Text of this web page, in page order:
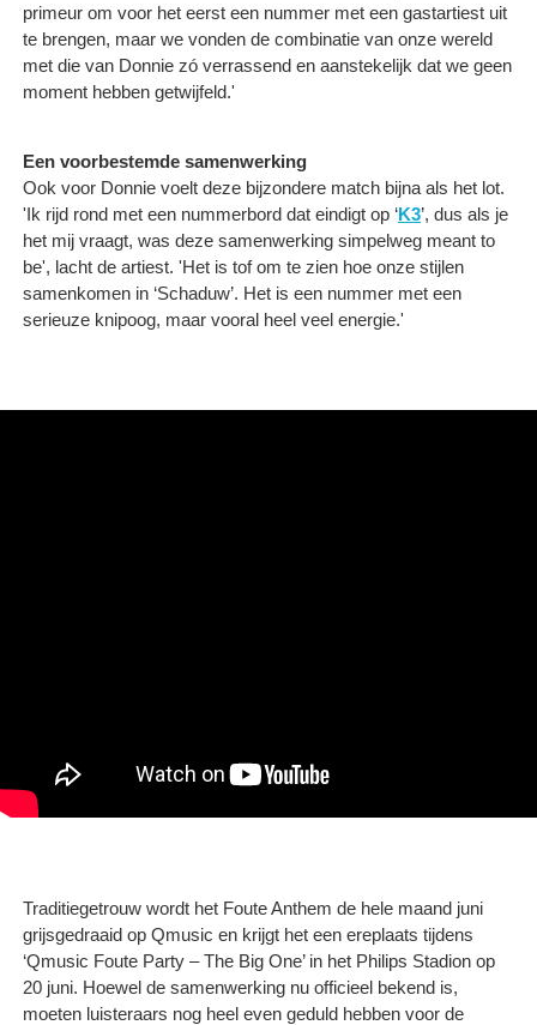
primeur om voor het eerst een nummer met een gastartiest uit
te brengen, maar we vonden de combinatie van onze wereld
met die van Donnie zó verrassend en aanstekelijk dat we geen
moment hebben getwijfeld.'
Een voorbestemde samenwerking
Ook voor Donnie voelt deze bijzondere match bijna als het lot.
'Ik rijd rond met een nummerbord dat eindigt op ‘K3’, dus als je
het mij vraagt, was deze samenwerking simpelweg meant to
be', lacht de artiest. 'Het is tof om te zien hoe onze stijlen
samenkomen in ‘Schaduw’. Het is een nummer met een
serieuze knipoog, maar vooral heel veel energie.'
Traditiegetrouw wordt het Foute Anthem de hele maand juni
grijsgedraaid op Qmusic en krijgt het een ereplaats tijdens
‘Qmusic Foute Party – The Big One’ in het Philips Stadion op
20 juni. Hoewel de samenwerking nu officieel bekend is,
moeten luisteraars nog heel even geduld hebben voor de